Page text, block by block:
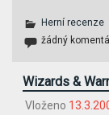
Herní recenze
žádný
Wizards &
Vloženo